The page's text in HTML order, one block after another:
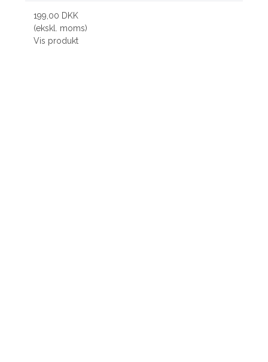
199,00 DKK
(ekskl. moms)
Vis produkt